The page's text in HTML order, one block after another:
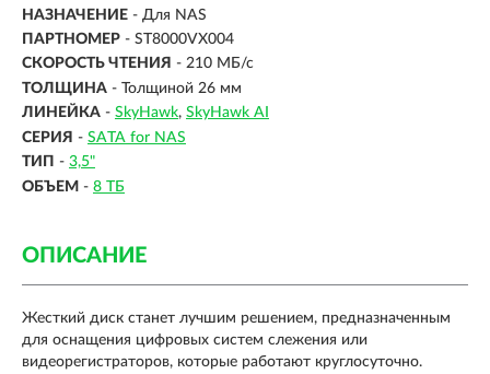
НАЗНАЧЕНИЕ - Для NAS
ПАРТНОМЕР - ST8000VX004
СКОРОСТЬ ЧТЕНИЯ - 210 МБ/с
ТОЛЩИНА - Толщиной 26 мм
ЛИНЕЙКА - SkyHawk SkyHawk AI
СЕРИЯ - SATA for NAS
ТИП - 3,5"
ОБЪЕМ - 8 ТБ
ОПИСАНИЕ
Жесткий диск станет лучшим решением, предназначенным
для оснащения цифровых систем слежения или
видеорегистраторов, которые работают круглосуточно.